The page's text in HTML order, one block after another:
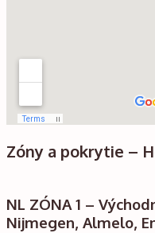
Zóny a pokrytie –
NL ZÓNA 1 –
Nijmegen, Almelo,